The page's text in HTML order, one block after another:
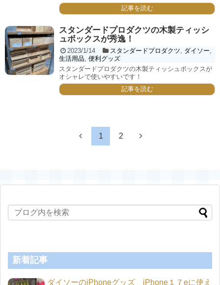
記事を読む
スタンダードプロダクツの木製ティッシ
ュボックスが秀逸！
2023/1/14 スタンダードプロダクツ ダイソー
生活用品 便利グッズ
スタンダードプロダクツの木製ティッシュボックスが
オシャレで使いやすいです！
記事を読む
1 2
新着記事
ダイソーのiPhoneグッズ iPhone１７eに使え